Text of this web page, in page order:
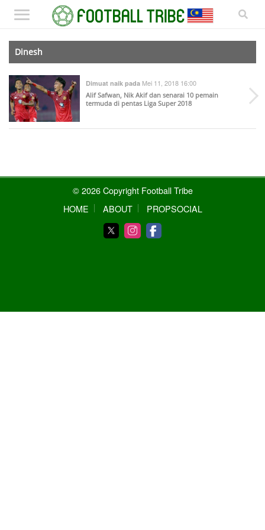
Dinesh
Dimuat naik pada Mei 11, 2018 16:00
Alif Safwan, Nik Akif dan senarai 10 pemain
termuda di pentas Liga Super 2018
© 2026 Copyright Football Tribe
HOME
ABOUT PROPSOCIAL